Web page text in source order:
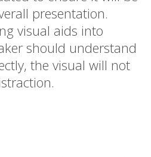
presentation.
visual aids into
should understand
the visual will not